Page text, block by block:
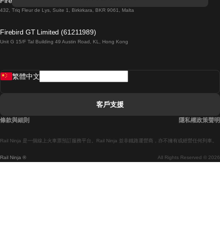
都柏林開往戈尔韦的列車
羅馬開往拿坡里的列車
432, Triq Fleur de Lys, Suite 1, Birkirkara, BKR 9061, Malta
Firebird GT Limited (61211989)
Unit G 15/F Tal Building 49 Austin Road, KL, Hong Kong
Rail Ninja ® All Rights Reserved © 2026
Rail Ninja 是一個線上火車票預訂服務平台。Rail Ninja 並非鐵路運營商，亦不擁有或經營任何列車。
繁體中文
客戶支援
條款與細則 隱私權政策聲明